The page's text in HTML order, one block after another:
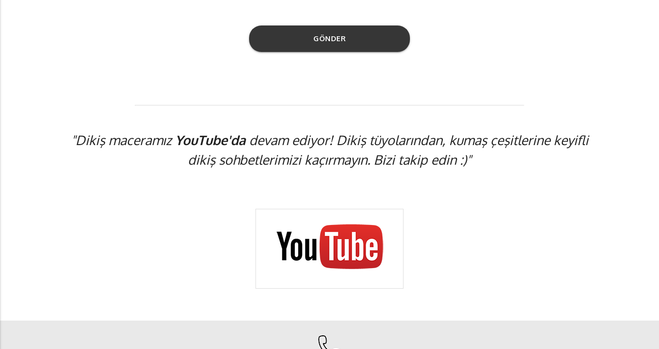
GÖNDER
"Dikiş maceramız YouTube'dadevam ediyor! Dikiş tüyolarından, kumaş çeşitlerine keyifli
dikiş sohbetlerimizi kaçırmayın. Bizi takip edin :)"